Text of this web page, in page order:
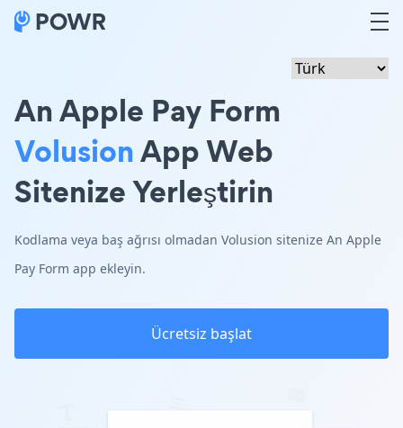
An Apple Pay Form
VolusionApp Web
Sitenize Yerleştirin
Kodlama veya baş ağrısı olmadan Volusion sitenize An Apple
Pay Form app ekleyin.
Ücretsiz başlat